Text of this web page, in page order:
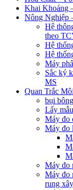
Khai Khoáng
Nông Nghiệp
Hệ
theo
Hệ
Hệ
Máy
Sắc ký
MS
Quan Trắc
bụi bông
Lấy
Máy đo
Máy đo
Máy đo
Máy đo
rung